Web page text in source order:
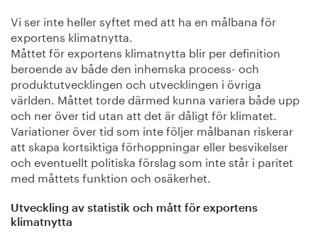
Vi ser inte heller syftet med att ha en målbana för
exportens klimatnytta.
Måttet för exportens klimatnytta blir per definition
beroende av både den inhemska process- och
produktutvecklingen och utvecklingen i övriga
världen. Måttet torde därmed kunna variera både upp
och ner över tid utan att det är dåligt för klimatet.
Variationer över tid som inte följer målbanan riskerar
att skapa kortsiktiga förhoppningar eller besvikelser
och eventuellt politiska förslag som inte står i paritet
med måttets funktion och osäkerhet.
Utveckling av statistik och mått för exportens
klimatnytta